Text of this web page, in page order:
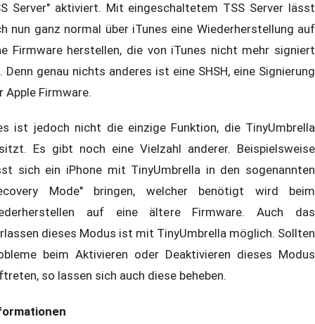
Server" aktiviert. Mit eingeschaltetem TSS Server lässt
nun ganz normal über iTunes eine Wiederherstellung auf
Firmware herstellen, die von iTunes nicht mehr signiert
Denn genau nichts anderes ist eine SHSH, eine Signierung
Apple Firmware.
ist jedoch nicht die einzige Funktion, die TinyUmbrella
Es gibt noch eine Vielzahl anderer. Beispielsweise
sich ein iPhone mit TinyUmbrella in den sogenannten
Mode" bringen, welcher benötigt wird beim
auf eine ältere Firmware. Auch das
dieses Modus ist mit TinyUmbrella möglich. Sollten
beim Aktivieren oder Deaktivieren dieses Modus
so lassen sich auch diese beheben.